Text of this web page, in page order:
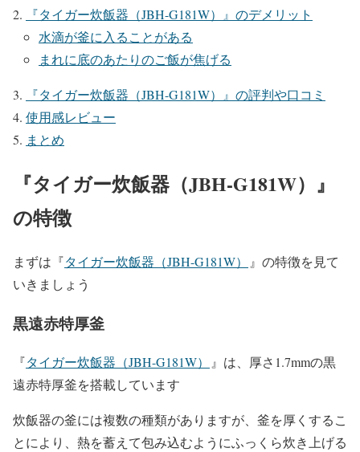
『タイガー炊飯器（JBH-G181W）
』のデメリット
水滴が釜に入ることがある
まれに底のあたりのご飯が焦げる
『タイガー炊飯器（JBH-G181W）
』の評判や口コミ
使用感レビュー
まとめ
『タイガー炊飯器（JBH-G181W） 』
の特徴
まずは『タイガー炊飯器（JBH-G181W） 』 の特徴を見て
いきましょう
黒遠赤特厚釜
『タイガー炊飯器（JBH-G181W）
』は、厚さ1.7mmの黒
遠赤特厚釜を搭載しています
炊飯器の釜には複数の種類がありますが、釜を厚くするこ
とにより、熱を蓄えて包み込むようにふっくら炊き上げる